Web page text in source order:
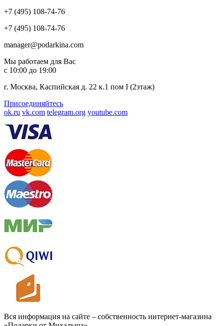
+7 (495) 108-74-76
+7 (495) 108-74-76
manager@podarkina.com
Мы работаем для Вас
с 10:00 до 19:00
г. Москва, Каспийская д. 22 к.1 пом I (2этаж)
Присоединяйтесь
ok.ru vk.com telegram.org youtube.com
Вся информация на сайте – собственность интернет-магазина